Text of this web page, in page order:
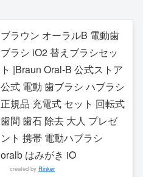
ブラウン オーラルB 電動歯
ブラシ iO2 替えブラシセッ
ト |Braun Oral-B 公式ストア
公式 電動 歯ブラシ ハブラシ
正規品 充電式 セット 回転式
歯間 歯石 除去 大人 プレゼ
ント 携帯 電動ハブラシ
oralb はみがき iO
created by Rinker